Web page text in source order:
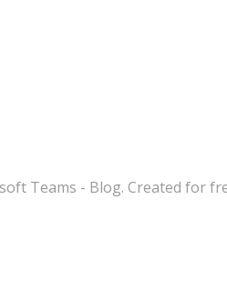
Teams - Blog. Created for